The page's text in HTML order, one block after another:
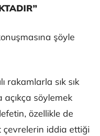
şöyle
rakamlarla sık sık
söylemek
özellikle de
çevrelerin iddia ettiği